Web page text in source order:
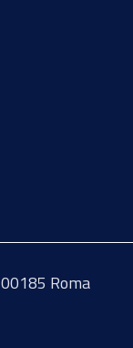
Roma